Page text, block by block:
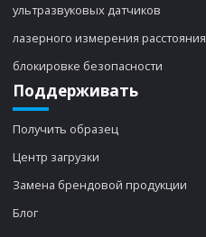
ультразвуковых датчиков
лазерного измерения расстояния
блокировке безопасности
Поддерживать
Получить образец
Центр загрузки
Замена брендовой продукции
Блог